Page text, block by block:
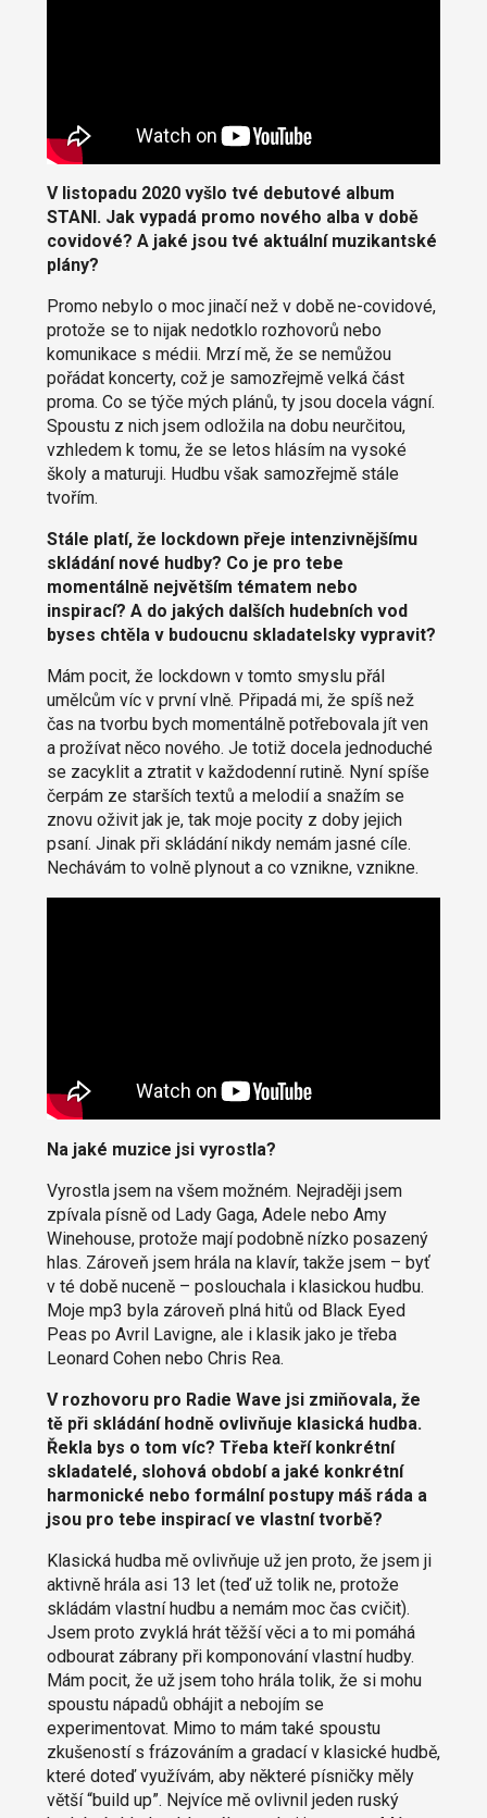
V listopadu 2020 vyšlo tvé debutové album
STANI. Jak vypadá promo nového alba v době
covidové? A jaké jsou tvé aktuální muzikantské
plány?
Promo nebylo o moc jinačí než v době ne-covidové,
protože se to nijak nedotklo rozhovorů nebo
komunikace s médii. Mrzí mě, že se nemůžou
pořádat koncerty, což je samozřejmě velká část
proma. Co se týče mých plánů, ty jsou docela vágní.
Spoustu z nich jsem odložila na dobu neurčitou,
vzhledem k tomu, že se letos hlásím na vysoké
školy a maturuji. Hudbu však samozřejmě stále
tvořím.
Stále platí, že lockdown přeje intenzivnějšímu
skládání nové hudby? Co je pro tebe
momentálně největším tématem nebo
inspirací? A do jakých dalších hudebních vod
byses chtěla v budoucnu skladatelsky vypravit?
Mám pocit, že lockdown v tomto smyslu přál
umělcům víc v první vlně. Připadá mi, že spíš než
čas na tvorbu bych momentálně potřebovala jít ven
a prožívat něco nového. Je totiž docela jednoduché
se zacyklit a ztratit v každodenní rutině. Nyní spíše
čerpám ze starších textů a melodií a snažím se
znovu oživit jak je, tak moje pocity z doby jejich
psaní. Jinak při skládání nikdy nemám jasné cíle.
Nechávám to volně plynout a co vznikne, vznikne.
Na jaké muzice jsi vyrostla?
Vyrostla jsem na všem možném. Nejraději jsem
zpívala písně od Lady Gaga, Adele nebo Amy
Winehouse, protože mají podobně nízko posazený
hlas. Zároveň jsem hrála na klavír, takže jsem – byť
v té době nuceně – poslouchala i klasickou hudbu.
Moje mp3 byla zároveň plná hitů od Black Eyed
Peas po Avril Lavigne, ale i klasik jako je třeba
Leonard Cohen nebo Chris Rea.
V rozhovoru pro Radie Wave jsi zmiňovala, že
tě při skládání hodně ovlivňuje klasická hudba.
Řekla bys o tom víc? Třeba kteří konkrétní
skladatelé, slohová období a jaké konkrétní
harmonické nebo formální postupy máš ráda a
jsou pro tebe inspirací ve vlastní tvorbě?
Klasická hudba mě ovlivňuje už jen proto, že jsem ji
aktivně hrála asi 13 let (teď už tolik ne, protože
skládám vlastní hudbu a nemám moc čas cvičit).
Jsem proto zvyklá hrát těžší věci a to mi pomáhá
odbourat zábrany při komponování vlastní hudby.
Mám pocit, že už jsem toho hrála tolik, že si mohu
spoustu nápadů obhájit a nebojím se
experimentovat. Mimo to mám také spoustu
zkušeností s frázováním a gradací v klasické hudbě,
které doteď využívám, aby některé písničky měly
větší “build up”. Nejvíce mě ovlivnil jeden ruský